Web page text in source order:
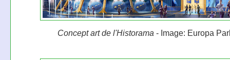
Concept art de l'Historama - Image: Europa